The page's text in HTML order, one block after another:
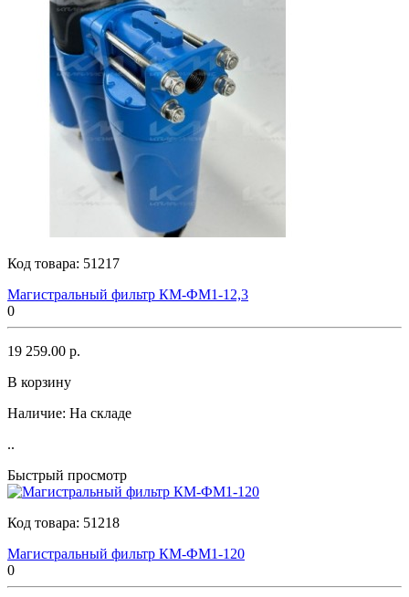
Код товара: 51217
Магистральный фильтр КМ-ФМ1-12,3
0
19 259.00 р.
В корзину
Наличие: На складе
..
Быстрый просмотр
Код товара: 51218
Магистральный фильтр КМ-ФМ1-120
0